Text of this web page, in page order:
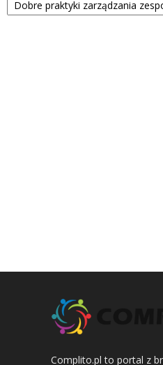
Complito.pl to portal z